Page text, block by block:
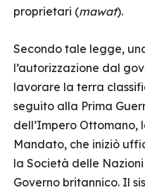
proprietari (mawat).
Secondo tale legge,
l’autorizzazione dal
lavorare la terra
seguito alla Prima
dell’Impero Ottomano,
Mandato, che iniziò
la Società delle
Governo britannico. Il